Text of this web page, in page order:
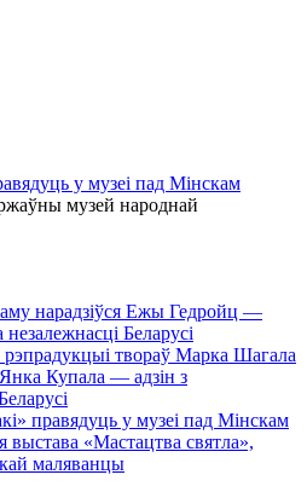
у музеі пад Мінскам
музей народнай
нарадзіўся Ежы Гедройц —
Беларусі
рэпрадукцыі твораў Марка Шагала
Купала — адзін з
правядуць у музеі пад Мінскам
выстава «Мастацтва святла»,
маляванцы